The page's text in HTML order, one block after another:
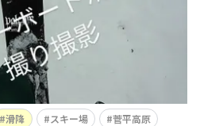
滑降 スキー場
菅平高原